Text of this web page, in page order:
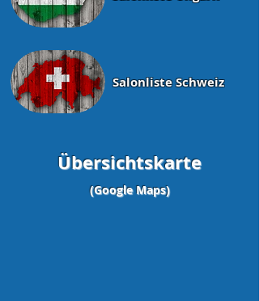
Salonliste Schweiz
Übersichtskarte
(Google Maps)